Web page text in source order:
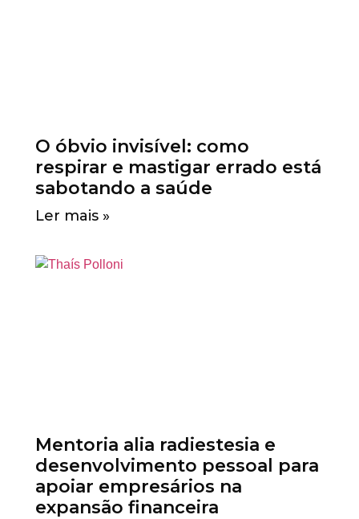
O óbvio invisível: como
respirar e mastigar errado está
sabotando a saúde
Ler mais »
Mentoria alia radiestesia e
desenvolvimento pessoal para
apoiar empresários na
expansão financeira